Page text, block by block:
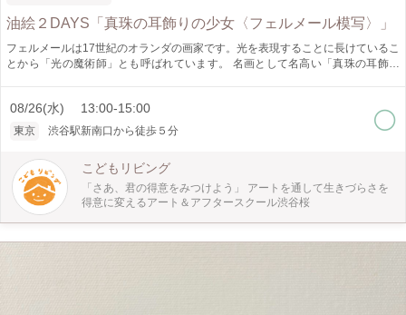
油絵２DAYS「真珠の耳飾りの少女〈フェルメール模写〉」
フェルメールは17世紀のオランダの画家です。光を表現することに長けているこ
とから「光の魔術師」とも呼ばれています。 名画として名高い「真珠の耳飾り
と呼ばれる鮮やかな青、差し込む光を受けた顔の明暗、耳飾りの光の反射など、
描きどころはたくさん！ この機会にぜひ体験してみてください。
08/26(水) 13:00-15:00
東京 渋谷駅新南口から徒歩５分
こどもリビング
「さあ、君の得意をみつけよう」 アートを通して生きづらさを
得意に変えるアート＆アフタースクール渋谷桜